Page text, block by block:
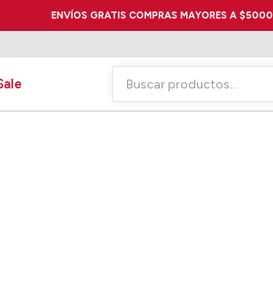
ENVÍOS GRATIS COMPRAS MAYORES A $5000